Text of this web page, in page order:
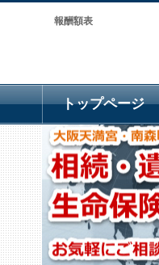
報酬額表
トップページ